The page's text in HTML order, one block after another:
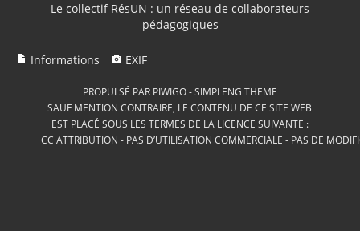
Le collectif RésUN : un réseau de collaborateurs
pédagogiques
Informations EXIF
PROPULSÉ PAR PIWIGO-SIMPLENG THEME
SAUF MENTION CONTRAIRE, LE CONTENU DE CE SITE WEB
EST PLACÉ SOUS LES TERMES DE LA LICENCE SUIVANTE :
CC ATTRIBUTION - PAS D’UTILISATION COMMERCIALE - PAS DE